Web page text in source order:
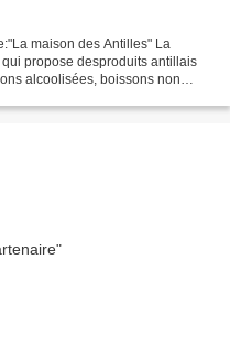
maison des Antilles" La
propose desproduits antillais
alcoolisées, boissons non